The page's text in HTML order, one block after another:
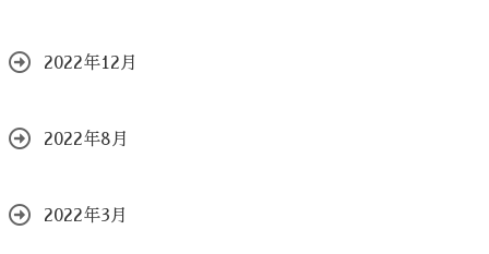
2022年12月
2022年8月
2022年3月